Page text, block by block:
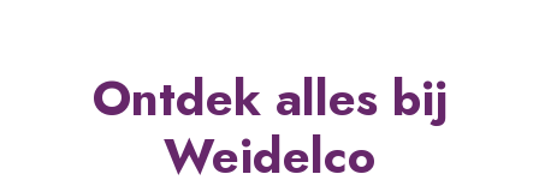
Ontdek alles bij
Weidelco